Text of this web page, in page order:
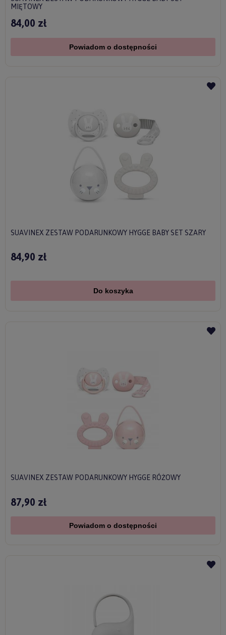
MIĘTOWY
84,00 zł
Powiadom o dostępności
SUAVINEX ZESTAW PODARUNKOWY HYGGE BABY SET SZARY
84,90 zł
Do koszyka
SUAVINEX ZESTAW PODARUNKOWY HYGGE RÓŻOWY
87,90 zł
Powiadom o dostępności